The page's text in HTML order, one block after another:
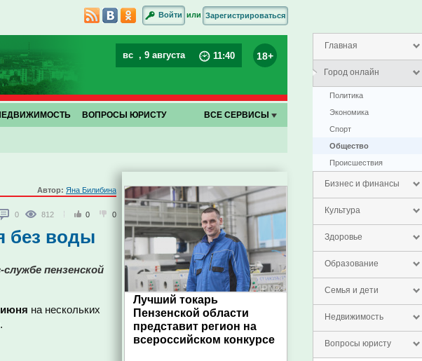
Главная
Город онлайн
Политика
Экономика
Спорт
Общество
Проиcшествия
Бизнес и финансы
Культура
Здоровье
Образование
Семья и дети
Недвижимость
Вопросы юристу
Войти или Зарегистрироваться
вс , 9 августа 11:40 18+
ВОПРОСЫ ЮРИСТУ ВСЕ СЕРВИСЫ
Автор: Яна Билибина
0 812 0 0
без воды
пензенской
июня на нескольких
Лучший токарь
Пензенской области
представит регион на
всероссийском конкурсе